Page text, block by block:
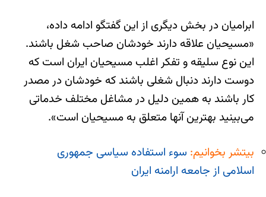
ابرامیان در بخش دیگری از این گفتگو ادامه داده،
«مسیحیان علاقه دارند خودشان صاحب شغل باشند.
این نوع سلیقه و تفکر اغلب مسیحیان ایران است که
دوست دارند دنبال شغلی باشند که خودشان در مصدر
کار باشند به همین دلیل در مشاغل مختلف خدماتی
می‌بینید بهترین آنها متعلق به مسیحیان است».
بیتشر بخوانیم: سوء استفاده سیاسی جمهوری
اسلامی از جامعه ارامنه ایران